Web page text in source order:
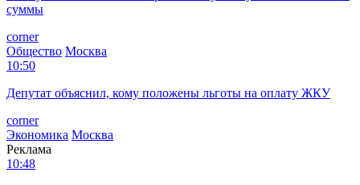
суммы
corner
Общество Москва
10:50
Депутат объяснил, кому положены льготы на оплату ЖКУ
corner
Экономика Москва
Реклама
10:48